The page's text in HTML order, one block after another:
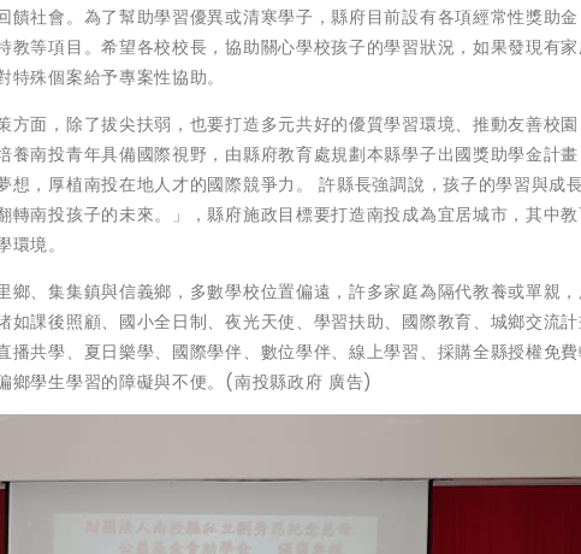
社會。為了幫助學習優異或清寒學子，縣府目前設有各項經常性獎助
等項目。希望各校校長，協助關心學校孩子的學習狀況，如果發現有
殊個案給予專案性協助。
面，除了拔尖扶弱，也要打造多元共好的優質學習環境、推動友善校
南投青年具備國際視野，由縣府教育處規劃本縣學子出國獎助學金計
想，厚植南投在地人才的國際競爭力。 許縣長強調說，孩子的學習與成
南投孩子的未來。」，縣府施政目標要打造南投成為宜居城市，其中
境。
、集集鎮與信義鄉，多數學校位置偏遠，許多家庭為隔代教養或單親
課後照顧、國小全日制、夜光天使、學習扶助、國際教育、城鄉交流
共學、夏日樂學、國際學伴、數位學伴、線上學習、採購全縣授權免
鄉學生學習的障礙與不便。(南投縣政府 廣告)